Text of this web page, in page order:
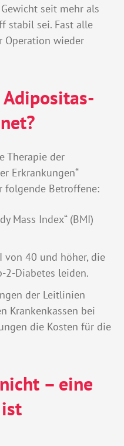
seit mehr als
stabil sei. Fast alle
Operation wieder
Therapie der
Erkrankungen“
folgende Betroffene:
Mass Index“ (BMI)
von 40 und höher, die
2-Diabetes leiden.
der Leitlinien
Krankenkassen bei
die Kosten für die
– eine